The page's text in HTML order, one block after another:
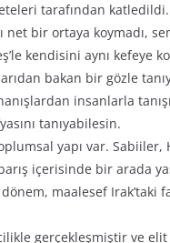
tarafından
net bir ortaya koymadı,
kendisini aynı kefeye
bakan bir gözle
insanlarla
tanıyabilesin.
yapı var.
içerisinde bir arada
maalesef Irak’taki
gerçekleşmiştir ve